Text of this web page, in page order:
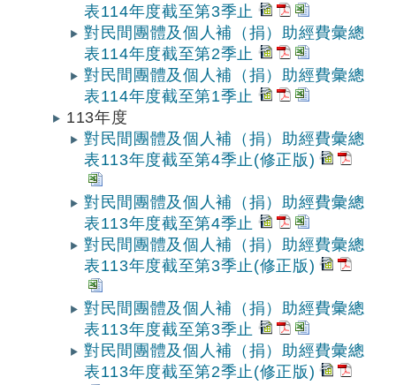
表114年度截至第3季止
對民間團體及個人補（捐）助經費彙總
表114年度截至第2季止
對民間團體及個人補（捐）助經費彙總
表114年度截至第1季止
113年度
對民間團體及個人補（捐）助經費彙總
表113年度截至第4季止(修正版)
對民間團體及個人補（捐）助經費彙總
表113年度截至第4季止
對民間團體及個人補（捐）助經費彙總
表113年度截至第3季止(修正版)
對民間團體及個人補（捐）助經費彙總
表113年度截至第3季止
對民間團體及個人補（捐）助經費彙總
表113年度截至第2季止(修正版)